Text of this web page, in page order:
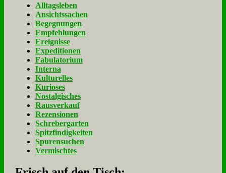
Alltagsleben
Ansichtssachen
Begegnungen
Empfehlungen
Ereignisse
Expeditionen
Fabulatorium
Interna
Kulturelles
Kurioses
Nostalgisches
Rausverkauf
Rezensionen
Schrebergarten
Spitzfindigkeiten
Spurensuchen
Vermischtes